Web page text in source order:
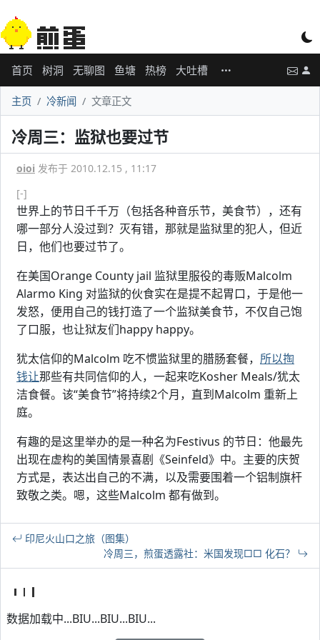
首页 树洞 无聊图 鱼塘 热榜 大吐槽
主页 冷新闻 文章正文
冷周三：监狱也要过节
oioi 发布于 2010.12.15 , 11:17
[-]
世界上的节日千千万（包括各种音乐节，美食节），还有
哪一部分人没过到？灭有错，那就是监狱里的犯人，但近
日，他们也要过节了。
在美国Orange County jail 监狱里服役的毒贩Malcolm
Alarmo King 对监狱的伙食实在是提不起胃口，于是他一
发怒，便用自己的钱打造了一个监狱美食节，不仅自己饱
了口服，也让狱友们happy happy。
犹太信仰的Malcolm 吃不惯监狱里的腊肠套餐， 所以掏
钱让那些有共同信仰的人，一起来吃Kosher Meals/犹太
洁食餐。该“美食节”将持续2个月，直到Malcolm 重新上
庭。
有趣的是这里举办的是一种名为Festivus 的节日：他最先
出现在虚构的美国情景喜剧《Seinfeld》中。主要的庆贺
方式是，表达出自己的不满，以及需要围着一个铝制旗杆
致敬之类。嗯，这些Malcolm 都有做到。
印尼火山口之旅（图集）
冷周三，煎蛋透露社：米国发现□□ 化石？
数据加载中...BIU...BIU...BIU...